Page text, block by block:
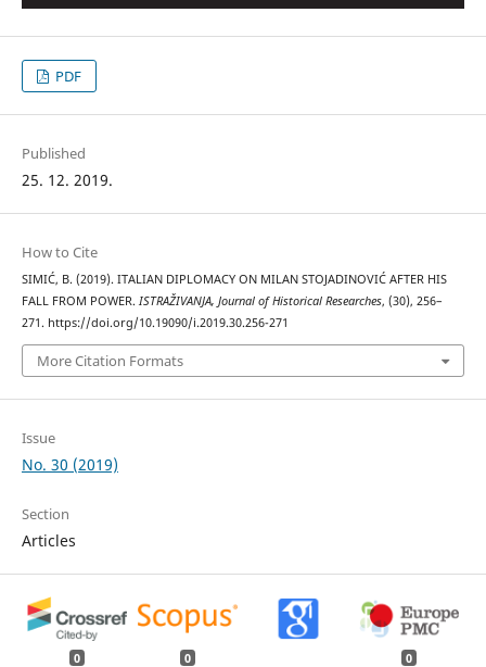
PDF
Published
25. 12. 2019.
How to Cite
SIMIĆ, B. (2019). ITALIAN DIPLOMACY ON MILAN STOJADINOVIĆ AFTER HIS
FALL FROM POWER. ISTRAŽIVANJA, Јournal of Historical Researches, (30), 256–
271. https://doi.org/10.19090/i.2019.30.256-271
More Citation Formats
Issue
No. 30 (2019)
Section
Articles
0 0 0